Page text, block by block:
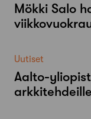
Mökki Salo
Uutiset
Aalto-​
arkkitehdeille